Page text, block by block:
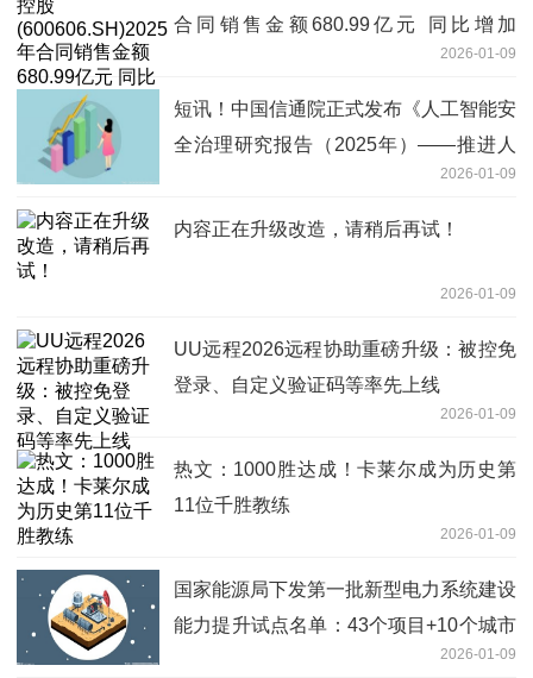
合同销售金额680.99亿元 同比增加
2026-01-09
短讯！中国信通院正式发布《人工智能安
全治理研究报告（2025年）——推进人
2026-01-09
内容正在升级改造，请稍后再试！
2026-01-09
UU远程2026远程协助重磅升级：被控免
登录、自定义验证码等率先上线
2026-01-09
热文：1000胜达成！卡莱尔成为历史第
11位千胜教练
2026-01-09
国家能源局下发第一批新型电力系统建设
能力提升试点名单：43个项目+10个城市
2026-01-09